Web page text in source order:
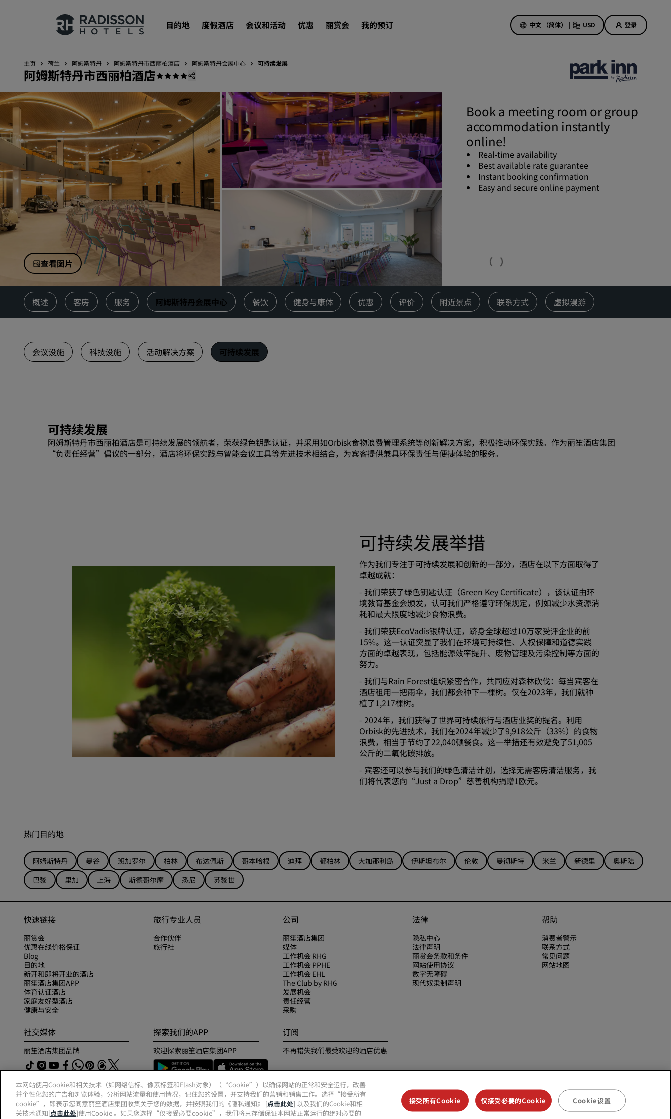
目的地 度假酒店 会议和活动 优惠 丽赏会 我的预订 中文 （简体） | USD 登录
我们的品牌
丽笙酒店集团品牌
中国附属品牌
目的地
度假酒店
服务式公寓
机场酒店
新开业和即将开业的酒店
会议和活动
探索丽笙会议
预订会议空间
请求报价
活动目的地
行业方案
搜索航班
搜索航班
美好的初遇，丰厚的奖励
当日特惠
查看套餐
旅行灵感
商务旅客
市中心酒店
访问我们的博客
主页 荷兰 阿姆斯特丹 阿姆斯特丹市西丽柏酒店 阿姆斯特丹会展中心 可持续发展
阿姆斯特丹市西丽柏酒店
查看图片
Book a meeting room or group
accommodation instantly
online!
Real-time availability
Best available rate guarantee
Instant booking confirmation
Easy and secure online payment
概述 客房 服务 阿姆斯特丹会展中心 餐饮 健身与康体 优惠 评价 附近景点 联系方式 虚拟漫游
会议设施 科技设施 活动解决方案 可持续发展
可持续发展
阿姆斯特丹市西丽柏酒店是可持续发展的领航者，荣获绿色钥匙认证，并采用如Orbisk食物浪费管理系统等创新解决方案，积极推动环保实践。作为丽笙酒店集团
“负责任经营”倡议的一部分，酒店将环保实践与智能会议工具等先进技术相结合，为宾客提供兼具环保责任与便捷体验的服务。
可持续发展举措
作为我们专注于可持续发展和创新的一部分，酒店在以下方面取得了
卓越成就：
- 我们荣获了绿色钥匙认证（Green Key Certificate），该认证由环
境教育基金会颁发，认可我们严格遵守环保规定，例如减少水资源消
耗和最大限度地减少食物浪费。
- 我们荣获EcoVadis银牌认证，跻身全球超过10万家受评企业的前
15%。这一认证突显了我们在环境可持续性、人权保障和道德实践
方面的卓越表现，包括能源效率提升、废物管理及污染控制等方面的
努力。
- 我们与Rain Forest组织紧密合作，共同应对森林砍伐：每当宾客在
酒店租用一把雨伞，我们都会种下一棵树。仅在2023年，我们就种
植了1,217棵树。
- 2024年，我们获得了世界可持续旅行与酒店业奖的提名。利用
Orbisk的先进技术，我们在2024年减少了9,918公斤（33%）的食物
浪费，相当于节约了22,040顿餐食。这一举措还有效避免了51,005
公斤的二氧化碳排放。
- 宾客还可以参与我们的绿色清洁计划，选择无需客房清洁服务，我
们将代表您向“Just a Drop”慈善机构捐赠1欧元。
热门目的地
阿姆斯特丹 曼谷 班加罗尔 柏林 布达佩斯 哥本哈根 迪拜 都柏林 大加那利岛 伊斯坦布尔 伦敦 曼彻斯特 米兰 新德里
奥斯陆
巴黎
里加 上海 斯德哥尔摩 悉尼 苏黎世
快速链接
丽赏会
优惠在线价格保证
Blog
目的地
新开和即将开业的酒店
丽笙酒店集团APP
体育认证酒店
家庭友好型酒店
健康与安全
旅行专业人员
合作伙伴
旅行社
公司
丽笙酒店集团
媒体
工作机会 RHG
工作机会 PPHE
工作机会 EHL
The Club by RHG
发展机会
责任经营
采购
法律
隐私中心
法律声明
丽赏会条款和条件
网站使用协议
数字无障碍
现代奴隶制声明
帮助
消费者警示
联系方式
常见问题
网站地图
社交媒体
丽笙酒店集团品牌
探索我们的APP
欢迎探索丽笙酒店集团APP
订阅
不再错失我们最受欢迎的酒店优惠
© 2026 丽笙酒店集团.保留所有权利。RHG丽笙酒店集团、丽筠、丽芮、丽笙、丽笙精选、丽祺、丽亭、丽柏、丽怡、Prize by Radisson、丽赏会和丽笙会议是丽笙酒店集团的商标。
本网站使用Cookie和相关技术（如网络信标、像素标签和Flash对象）（“Cookie”）以确保网站的正常和安全运行，改善
并个性化您的广告和浏览体验，分析网站流量和使用情况，记住您的设置，并支持我们的营销和销售工作。选择“接受所有
cookie”，即表示您同意丽笙酒店集团收集关于您的数据，并按照我们的《隐私通知》 [点击此处] 以及我们的Cookie和相
关技术通知[点击此处]使用Cookie 。如果您选择“仅接受必要cookie”，我们将只存储保证本网站正常运行的绝对必要的
接受所有Cookie 仅接受必要的Cookie Cookie设置